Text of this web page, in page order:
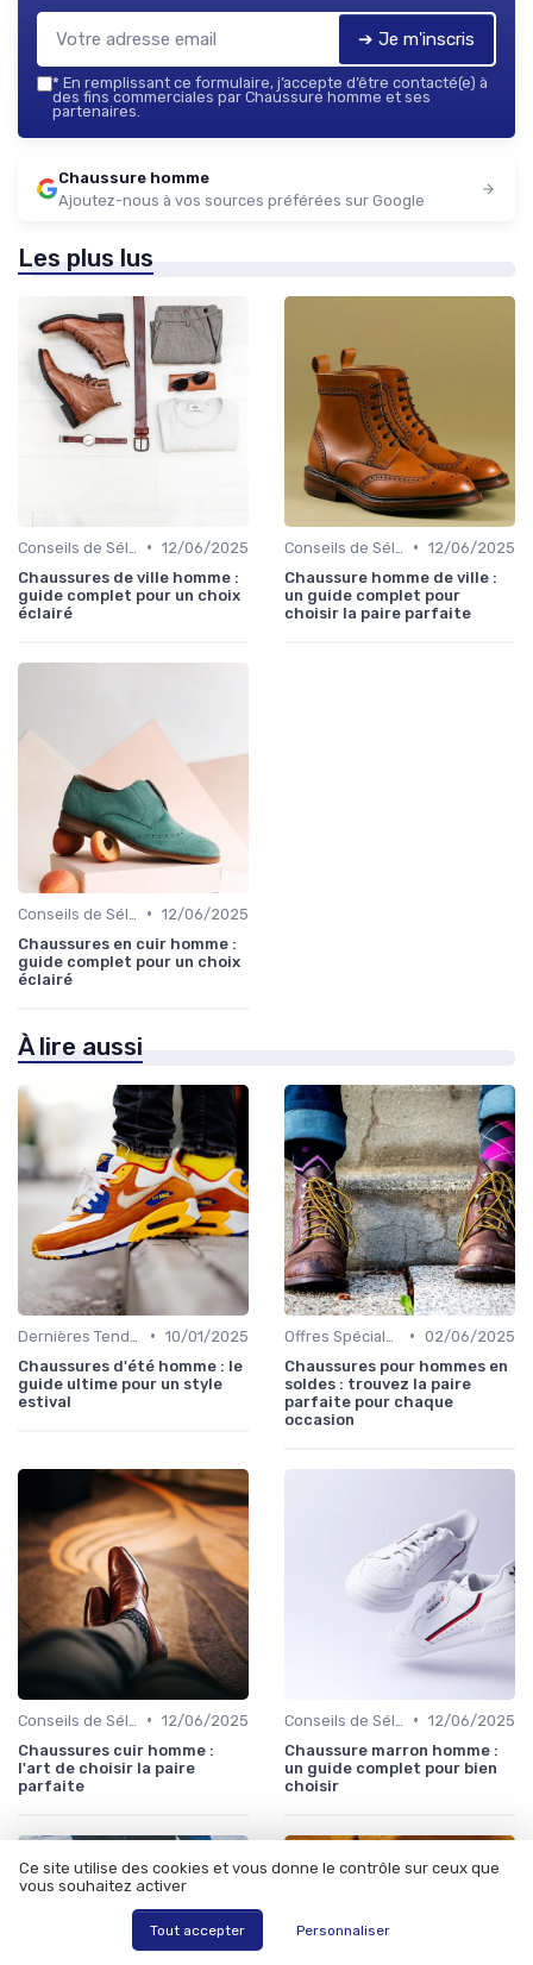
➔ Je m'inscris
* En remplissant ce formulaire, j’accepte d’être contacté(e) à
des fins commerciales par Chaussure homme et ses
partenaires.
Chaussure homme
Ajoutez-nous à vos sources préférées sur Google
Les plus lus
• 12/06/2025
Chaussures de ville homme :
guide complet pour un choix
éclairé
• 12/06/2025
Chaussure homme de ville :
un guide complet pour
choisir la paire parfaite
• 12/06/2025
Chaussures en cuir homme :
guide complet pour un choix
éclairé
À lire aussi
• 10/01/2025
Chaussures d'été homme : le
guide ultime pour un style
estival
• 02/06/2025
Chaussures pour hommes en
soldes : trouvez la paire
parfaite pour chaque
occasion
• 12/06/2025
Chaussures cuir homme :
l'art de choisir la paire
parfaite
• 12/06/2025
Chaussure marron homme :
un guide complet pour bien
choisir
Ce site utilise des cookies et vous donne le contrôle sur ceux que
vous souhaitez activer
Tout accepter Personnaliser